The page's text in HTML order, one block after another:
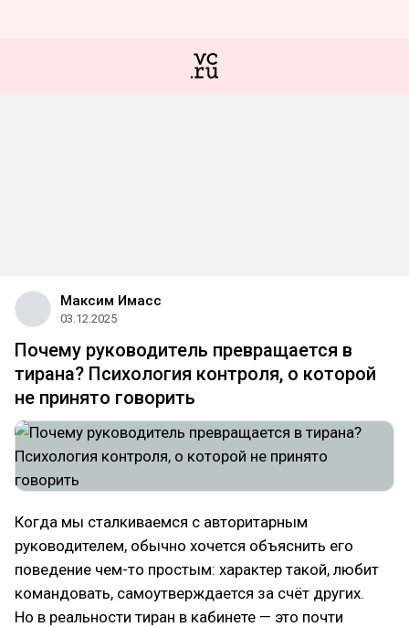
Максим Имасс
03.12.2025
Почему руководитель превращается в
тирана? Психология контроля, о которой
не принято говорить
Когда мы сталкиваемся с авторитарным
руководителем, обычно хочется объяснить его
поведение чем-то простым: характер такой, любит
командовать, самоутверждается за счёт других.
Но в реальности тиран в кабинете — это почти